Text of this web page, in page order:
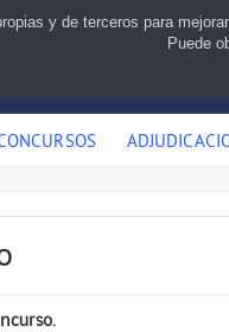
y de terceros para
Puede